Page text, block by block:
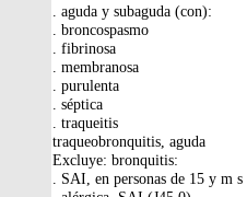
. aguda y subaguda (con):
. broncospasmo
. fibrinosa
. membranosa
. purulenta
. séptica
. traqueitis
traqueobronquitis, aguda
Excluye: bronquitis:
. SAI, en personas de 15 y m